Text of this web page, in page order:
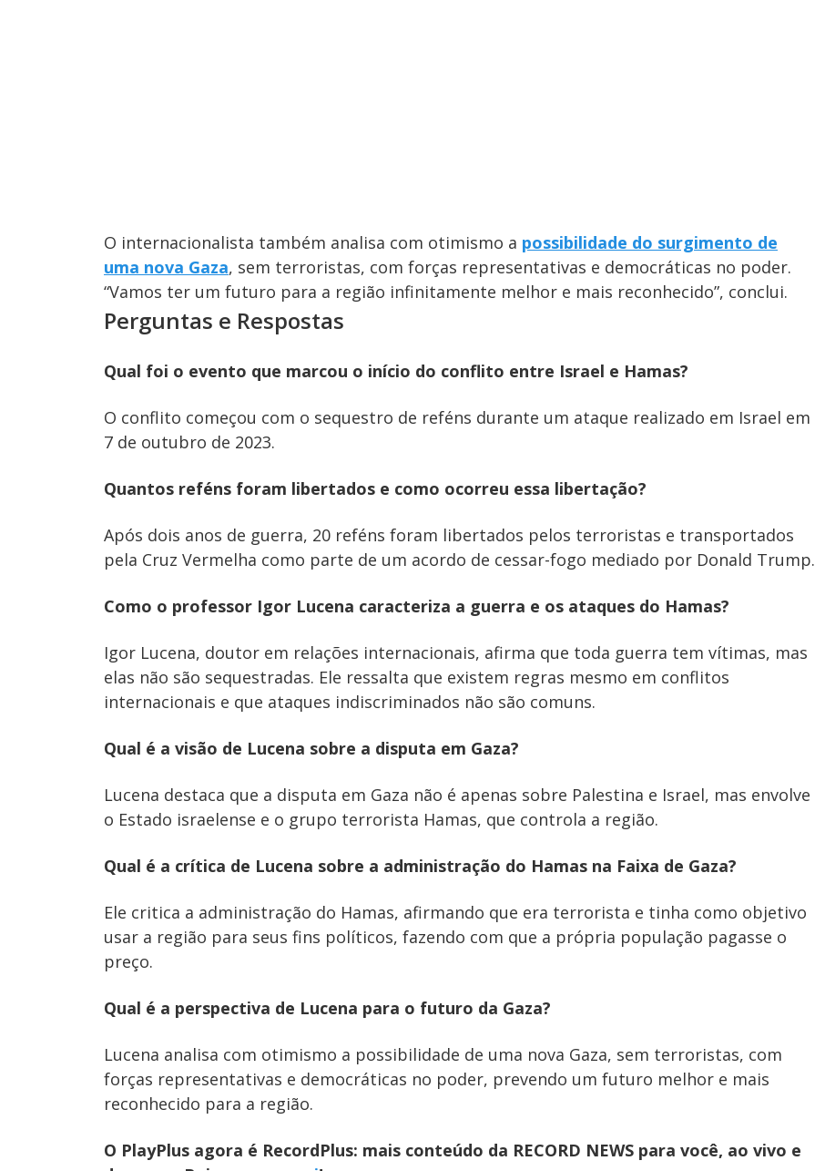
O internacionalista também analisa com otimismo a possibilidade do surgimento de
uma nova Gaza, sem terroristas, com forças representativas e democráticas no poder.
“Vamos ter um futuro para a região infinitamente melhor e mais reconhecido”, conclui.
Perguntas e Respostas
Qual foi o evento que marcou o início do conflito entre Israel e Hamas?
O conflito começou com o sequestro de reféns durante um ataque realizado em Israel em
7 de outubro de 2023.
Quantos reféns foram libertados e como ocorreu essa libertação?
Após dois anos de guerra, 20 reféns foram libertados pelos terroristas e transportados
pela Cruz Vermelha como parte de um acordo de cessar-fogo mediado por Donald Trump.
Como o professor Igor Lucena caracteriza a guerra e os ataques do Hamas?
Igor Lucena, doutor em relações internacionais, afirma que toda guerra tem vítimas, mas
elas não são sequestradas. Ele ressalta que existem regras mesmo em conflitos
internacionais e que ataques indiscriminados não são comuns.
Qual é a visão de Lucena sobre a disputa em Gaza?
Lucena destaca que a disputa em Gaza não é apenas sobre Palestina e Israel, mas envolve
o Estado israelense e o grupo terrorista Hamas, que controla a região.
Qual é a crítica de Lucena sobre a administração do Hamas na Faixa de Gaza?
Ele critica a administração do Hamas, afirmando que era terrorista e tinha como objetivo
usar a região para seus fins políticos, fazendo com que a própria população pagasse o
preço.
Qual é a perspectiva de Lucena para o futuro da Gaza?
Lucena analisa com otimismo a possibilidade de uma nova Gaza, sem terroristas, com
forças representativas e democráticas no poder, prevendo um futuro melhor e mais
reconhecido para a região.
O PlayPlus agora é RecordPlus: mais conteúdo da RECORD NEWS para você, ao vivo e